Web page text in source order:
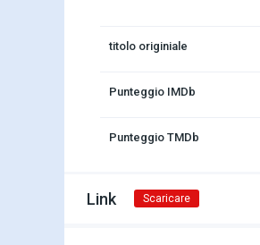
titolo originiale
Punteggio IMDb
Punteggio TMDb
Link Scaricare